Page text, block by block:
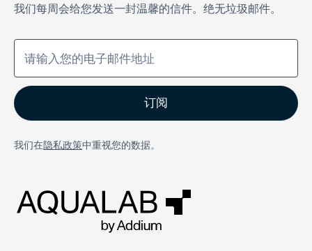
我们每周会给您发送一封温馨的信件。绝无垃圾邮件。
我们在隐私政策中重视您的数据。